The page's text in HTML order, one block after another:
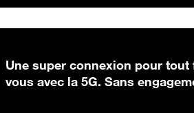
Une super connexion pour tout
vous avec la 5G. Sans